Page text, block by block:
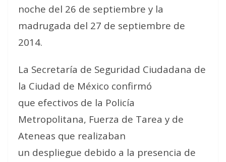
noche del 26 de septiembre y la
madrugada del 27 de septiembre de
2014.
La Secretaría de Seguridad Ciudadana de
la Ciudad de México confirmó
que efectivos de la Policía
Metropolitana, Fuerza de Tarea y de
Ateneas que realizaban
un despliegue debido a la presencia de